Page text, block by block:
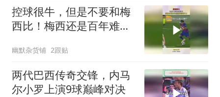
控球很牛，但是不要和梅
西比！梅西还是百年难遇
幽默杂货铺 2跟贴
两代巴西传奇交锋，内马
尔小罗上演9球巅峰对决